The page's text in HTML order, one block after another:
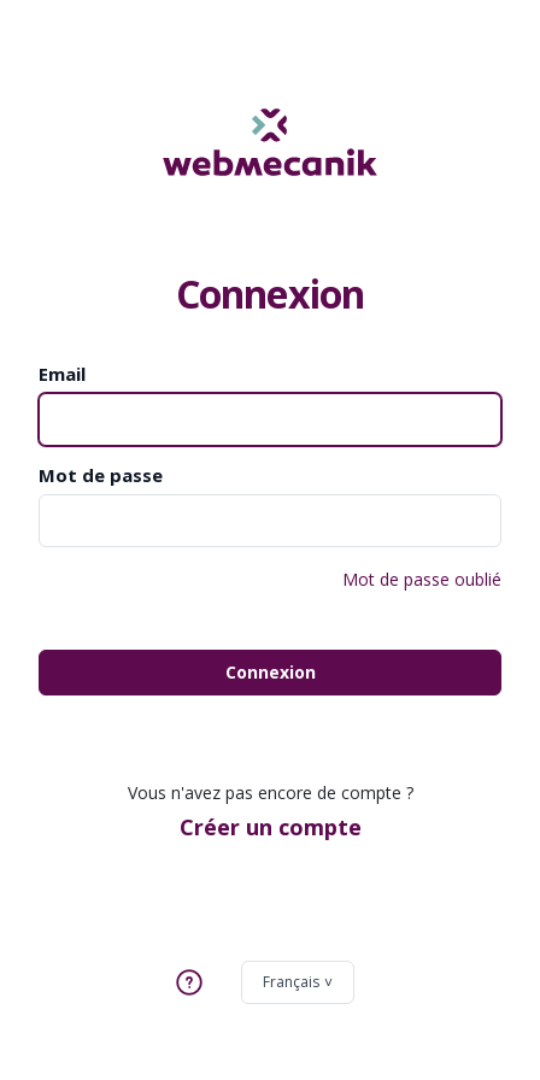
Connexion
Email
Mot de passe
Mot de passe oublié
Connexion
Vous n'avez pas encore de compte ?
Créer un compte
Français